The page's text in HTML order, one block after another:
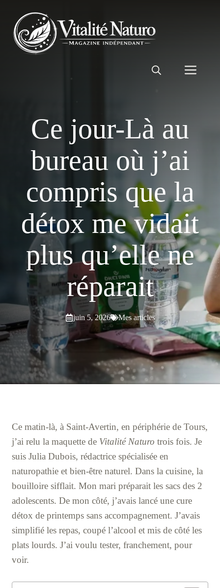
contenu
Ce jour-Là au
bureau où j’ai
compris que la
détox me vidait
plus qu’elle ne
réparait
juin 5, 2026 Mes articles
Ce matin-là, à Saint-Avertin, en périphérie de Tours,
j’ai relu la maquette de Vitalité Naturo trois fois. Je
suis Julia Dubois, rédactrice spécialisée en
naturopathie et bien-être naturel. Dans la cuisine, la
bouilloire sifflait. Mon mari préparait les sacs des 2
adolescents. De mon côté, j’avais lancé une cure
détox de printemps sans accompagnement. J’avais
simplifié les repas, coupé l’alcool et mis de côté les
plats lourds. J’ai voulu tester, franchement, pour
voir.